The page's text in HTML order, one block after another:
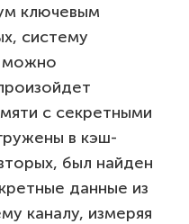
ключевым
систему
можно
с секретными
в кэш-
был найден
данные из
каналу, измеряя